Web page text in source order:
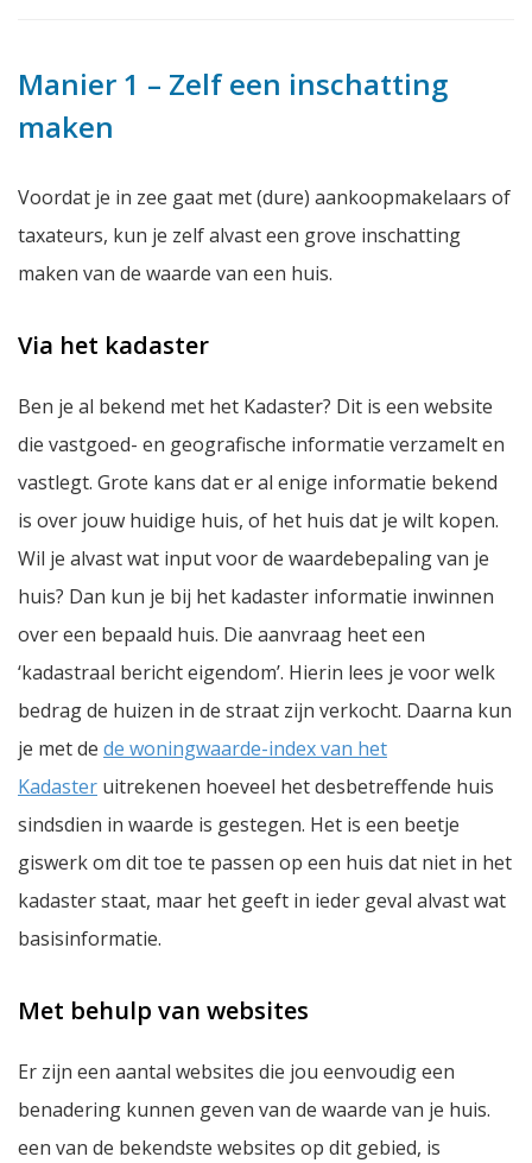
Manier 1 – Zelf een inschatting
maken
Voordat je in zee gaat met (dure) aankoopmakelaars of
taxateurs, kun je zelf alvast een grove inschatting
maken van de waarde van een huis.
Via het kadaster
Ben je al bekend met het Kadaster? Dit is een website
die vastgoed- en geografische informatie verzamelt en
vastlegt. Grote kans dat er al enige informatie bekend
is over jouw huidige huis, of het huis dat je wilt kopen.
Wil je alvast wat input voor de waardebepaling van je
huis? Dan kun je bij het kadaster informatie inwinnen
over een bepaald huis. Die aanvraag heet een
‘kadastraal bericht eigendom’. Hierin lees je voor welk
bedrag de huizen in de straat zijn verkocht. Daarna kun
je met de de woningwaarde-index van het
Kadaster uitrekenen hoeveel het desbetreffende huis
sindsdien in waarde is gestegen. Het is een beetje
giswerk om dit toe te passen op een huis dat niet in het
kadaster staat, maar het geeft in ieder geval alvast wat
basisinformatie.
Met behulp van websites
Er zijn een aantal websites die jou eenvoudig een
benadering kunnen geven van de waarde van je huis.
een van de bekendste websites op dit gebied, is